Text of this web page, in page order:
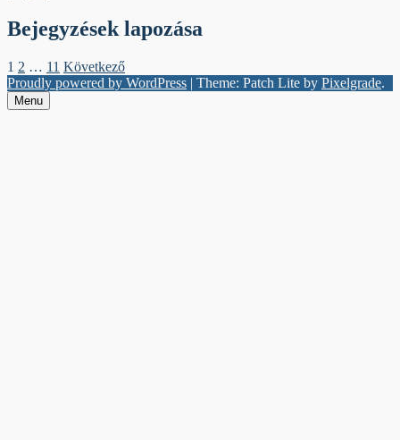
Bejegyzések lapozása
1 2 … 11 Következő
Proudly powered by WordPress | Theme: Patch Lite by Pixelgrade.
Menu